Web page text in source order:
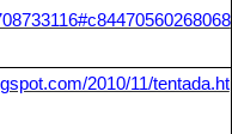
2010/11/tentada.ht